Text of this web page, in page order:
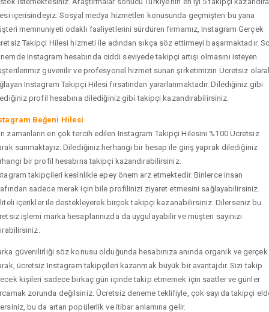
içerisindeyiz. Sosyal medya hizmetleri konusunda geçmişten bu yana
memnuniyeti odaklı faaliyetlerini sürdüren firmamız, Instagram Gerçek
Takipçi Hilesi hizmeti ile adından sıkça söz ettirmeyi başarmaktadır.
Instagram hesabında ciddi seviyede takipçi artışı olmasını isteyen
güvenilir ve profesyonel hizmet sunan şirketimizin Ücretsiz
Instagram Takipçi Hilesi fırsatından yararlanmaktadır. Dilediğiniz gibi
profil hesabına dilediğiniz gibi takipçi kazandırabilirsiniz.
Beğeni Hilesi
zamanların en çok tercih edilen Instagram Takipçi Hilesini %100 Ücretsiz
sunmaktayız. Dilediğiniz herhangi bir hesap ile giriş yaprak dilediğiniz
bir profil hesabına takipçi kazandırabilirsiniz.
takipçileri kesinlikle epey önem arz etmektedir. Binlerce insan
sadece merak için bile profilinizi ziyaret etmesini sağlayabilirsiniz.
içerikler ile destekleyerek birçok takipçi kazanabilirsiniz. Dilerseniz bu
işlemi marka hesaplarınızda da uygulayabilir ve müşteri sayınızı
güvenilirliği söz konusu olduğunda hesabınıza anında organik ve gerçek
ücretsiz Instagram takipçileri kazanmak büyük bir avantajdır. Sizi takip
kişileri sadece birkaç gün içinde takip etmemek için saatler ve günler
zorunda değilsiniz. Ücretsiz deneme teklifiyle, çok sayıda takipçi
bu da artan popülerlik ve itibar anlamına gelir.